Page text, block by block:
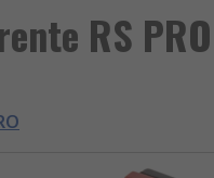
RS